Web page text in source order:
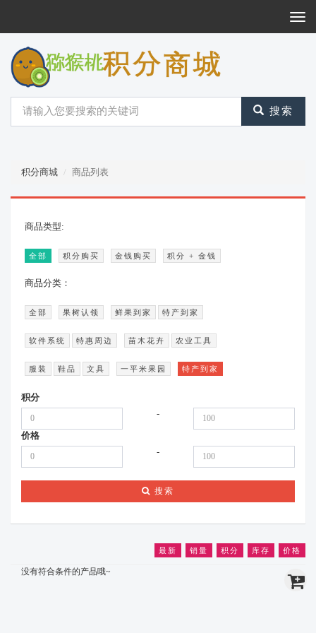
搜索
积分商城 商品列表
商品类型:
全部 积分购买 金钱购买 积分 + 金钱
商品分类：
全部 果树认领 鲜果到家 特产到家
软件系统 特惠周边 苗木花卉 农业工具
服装 鞋品 文具 一平米果园 特产到家
积分
-
价格
-
搜索
最新 销量 积分 库存 价格
没有符合条件的产品哦~